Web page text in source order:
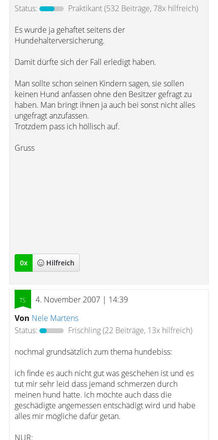
Status:
Praktikant(532 Beiträge, 78x hilfreich)
Es wurde ja gehaftet seitens der
Hundehalterversicherung.
Damit dürfte sich der Fall erledigt haben.
Man sollte schon seinen Kindern sagen, sie sollen
keinen Hund anfassen ohne den Besitzer gefragt zu
haben. Man bringt ihnen ja auch bei sonst nicht alles
ungefragt anzufassen.
Trotzdem pass ich höllisch auf.
Gruss
0x Hilfreich
4. November 2007 | 14:39
Von Nele Martens
Status:
Frischling(22 Beiträge, 13x hilfreich)
nochmal grundsätzlich zum thema hundebiss:
ich finde es auch nicht gut was geschehen ist und es
tut mir sehr leid dass jemand schmerzen durch
meinen hund hatte. ich möchte auch dass die
geschädigte angemessen entschädigt wird und habe
alles mir mögliche dafür getan.
NUR: